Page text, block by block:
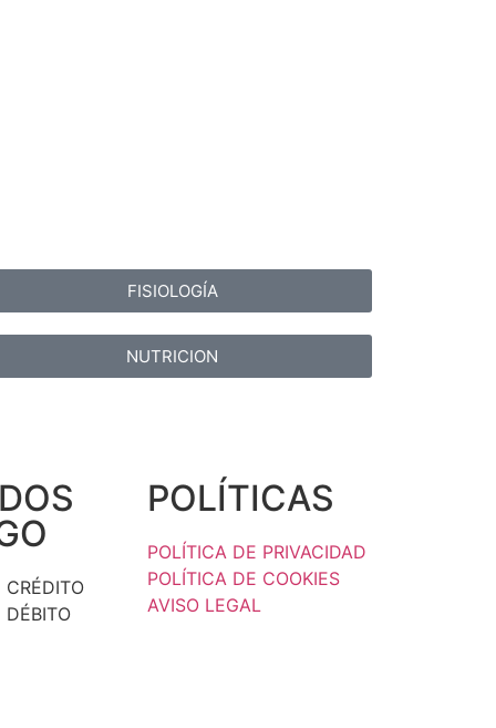
FISIOLOGÍA
NUTRICION
CRÉDITO
DÉBITO
POLÍTICAS
POLÍTICA DE PRIVACIDAD
POLÍTICA DE COOKIES
AVISO LEGAL